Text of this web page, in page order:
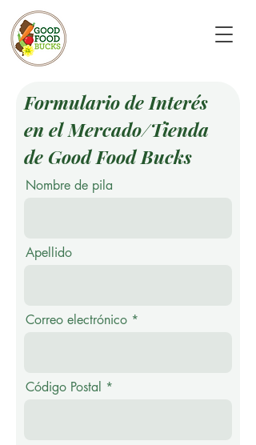
Formulario de Interés
en el Mercado/Tienda
de Good Food Bucks
Nombre de pila
Apellido
Correo electrónico
Código Postal